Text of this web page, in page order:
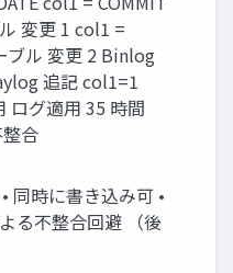
変更 1 col1 =
ブル 変更 2 Binlog
追記 col1=1
ログ適用 35 時間
合
同時に書き込み可 •
る不整合回避 （後